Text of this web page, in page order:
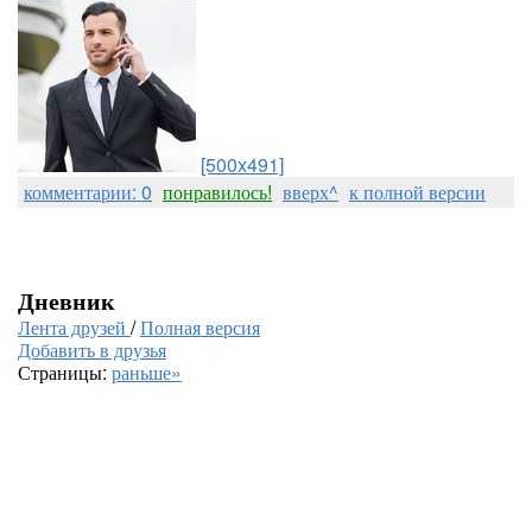
[500x491]
комментарии: 0 понравилось! вверх^ к полной версии
Дневник
Лента друзей /Полная версия
Добавить в друзья
Страницы: раньше»